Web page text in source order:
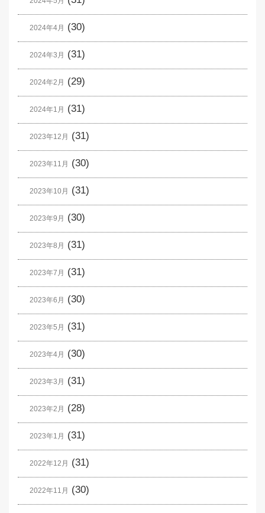
2024年4月 (30)
2024年3月 (31)
2024年2月 (29)
2024年1月 (31)
2023年12月 (31)
2023年11月 (30)
2023年10月 (31)
2023年9月 (30)
2023年8月 (31)
2023年7月 (31)
2023年6月 (30)
2023年5月 (31)
2023年4月 (30)
2023年3月 (31)
2023年2月 (28)
2023年1月 (31)
2022年12月 (31)
2022年11月 (30)